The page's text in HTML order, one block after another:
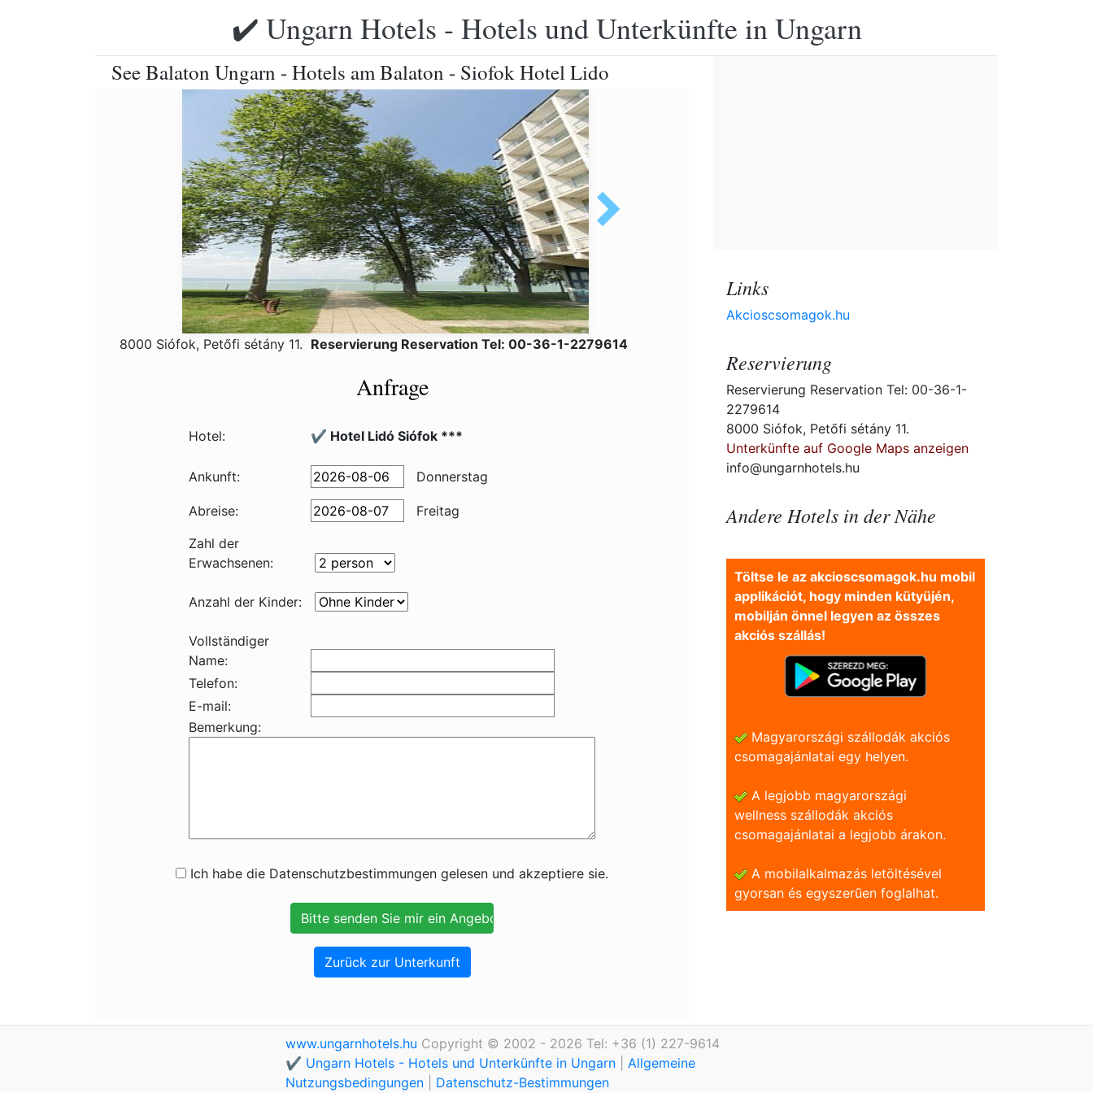
✔️ Ungarn Hotels - Hotels und Unterkünfte in Ungarn
See Balaton Ungarn - Hotels am Balaton - Siofok Hotel Lido
8000 Siófok, Petőfi sétány 11. Reservierung Reservation Tel: 00-36-1-2279614
Anfrage
Hotel: ✔️ Hotel Lidó Siófok ***
Ankunft: Donnerstag
Abreise:
Freitag
Zahl der
Erwachsenen:
Anzahl der Kinder:
Vollständiger
Name:
Telefon:
E-mail:
Bemerkung:
Ich habe die Datenschutzbestimmungen gelesen und akzeptiere sie.
Zurück zur Unterkunft
Links
Akcioscsomagok.hu
Reservierung
Reservierung Reservation Tel: 00-36-1-
2279614
8000 Siófok, Petőfi sétány 11.
Unterkünfte auf Google Maps anzeigen
info@ungarnhotels.hu
Andere Hotels in der Nähe
Töltse le az akcioscsomagok.hu mobil
applikációt, hogy minden kütyüjén,
mobilján önnel legyen az összes
akciós szállás!
Magyarországi szállodák akciós
csomagajánlatai egy helyen.
A legjobb magyarországi
wellness szállodák akciós
csomagajánlatai a legjobb árakon.
A mobilalkalmazás letöltésével
gyorsan és egyszerũen foglalhat.
www.ungarnhotels.hu Copyright © 2002 - 2026 Tel: +36 (1) 227-9614
✔️ Ungarn Hotels - Hotels und Unterkünfte in Ungarn
Allgemeine
Nutzungsbedingungen
Datenschutz-Bestimmungen